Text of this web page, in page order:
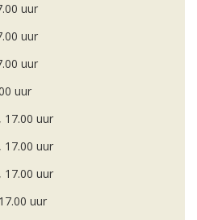
uur
uur
uur
uur
17.00 uur
17.00 uur
17.00 uur
uur